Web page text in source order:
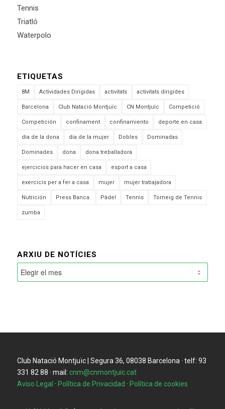
Tennis
Triatló
Waterpolo
ETIQUETAS
8M Actividades Dirigidas activitats activitats dirigides
Barcelona Club Natació Montjuïc CN Montjuïc Competició
Competición confinament confinamiento deporte en casa
dia de la dona dia de la mujer Dobles Dominadas
Dominades dona dona treballadora
ejercicios para hacer en casa esport a casa
exercicis per a fer a casa mujer mujer trabajadora
Nutrición Press Banca. Pàdel Tennis Torneig de Tennis
zumba
ARXIU DE NOTÍCIES
Club Natació Montjuïc | Segura 36, 08038 Barcelona · telf: 93
331 82 88 · mail: cnm@cnmontjuic.cat
Aviso Legal · Política de Privacidad · Política de cookies